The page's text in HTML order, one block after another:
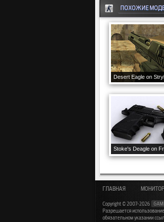
ПОХОЖИЕ
Stoke's Deagle on
ГЛАВНАЯ
Copyright © 2007-2026
Разрешается
обязательном указании